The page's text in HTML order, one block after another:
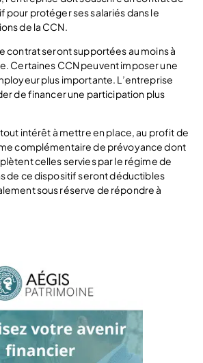
protéger ses salariés dans le
de la CCN.
contrat seront supportées au moins à
Certaines CCN peuvent imposer une
plus importante. L’entreprise
de financer une participation plus
intérêt à mettre en place, au profit de
complémentaire de prévoyance dont
celles servies par le régime de
de ce dispositif seront déductibles
sous réserve de répondre à